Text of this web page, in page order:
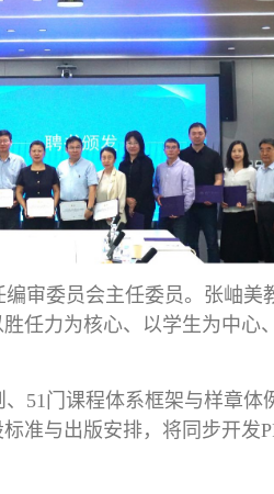
审委员会主任委员。张岫美
任力为核心、以学生为中心
51门课程体系框架与样章体
准与出版安排，将同步开发